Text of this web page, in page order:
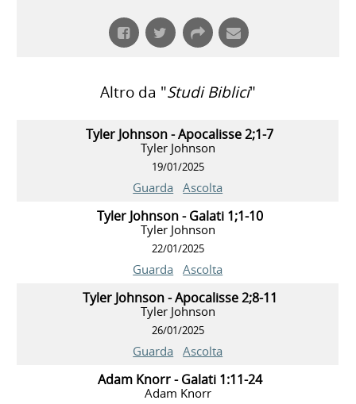
Altro da "Studi Biblici"
Tyler Johnson - Apocalisse 2;1-7
Tyler Johnson
19/01/2025
Guarda Ascolta
Tyler Johnson - Galati 1;1-10
Tyler Johnson
22/01/2025
Guarda Ascolta
Tyler Johnson - Apocalisse 2;8-11
Tyler Johnson
26/01/2025
Guarda Ascolta
Adam Knorr - Galati 1:11-24
Adam Knorr